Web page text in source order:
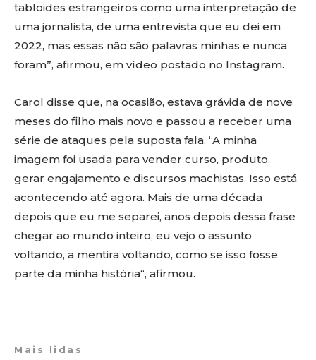
tabloides estrangeiros como uma interpretação de
uma jornalista, de uma entrevista que eu dei em
2022, mas essas não são palavras minhas e nunca
foram”, afirmou, em vídeo postado no Instagram.
Carol disse que, na ocasião, estava grávida de nove
meses do filho mais novo e passou a receber uma
série de ataques pela suposta fala. “A minha
imagem foi usada para vender curso, produto,
gerar engajamento e discursos machistas. Isso está
acontecendo até agora. Mais de uma década
depois que eu me separei, anos depois dessa frase
chegar ao mundo inteiro, eu vejo o assunto
voltando, a mentira voltando, como se isso fosse
parte da minha história“, afirmou.
Mais lidas